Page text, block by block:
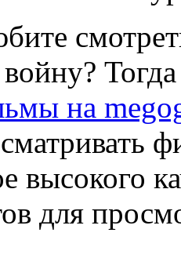
на
высокого
для